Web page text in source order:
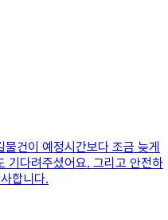
건이 예정시간보다 조금 늦게
기다려주셨어요. 그리고 안전하
합니다.